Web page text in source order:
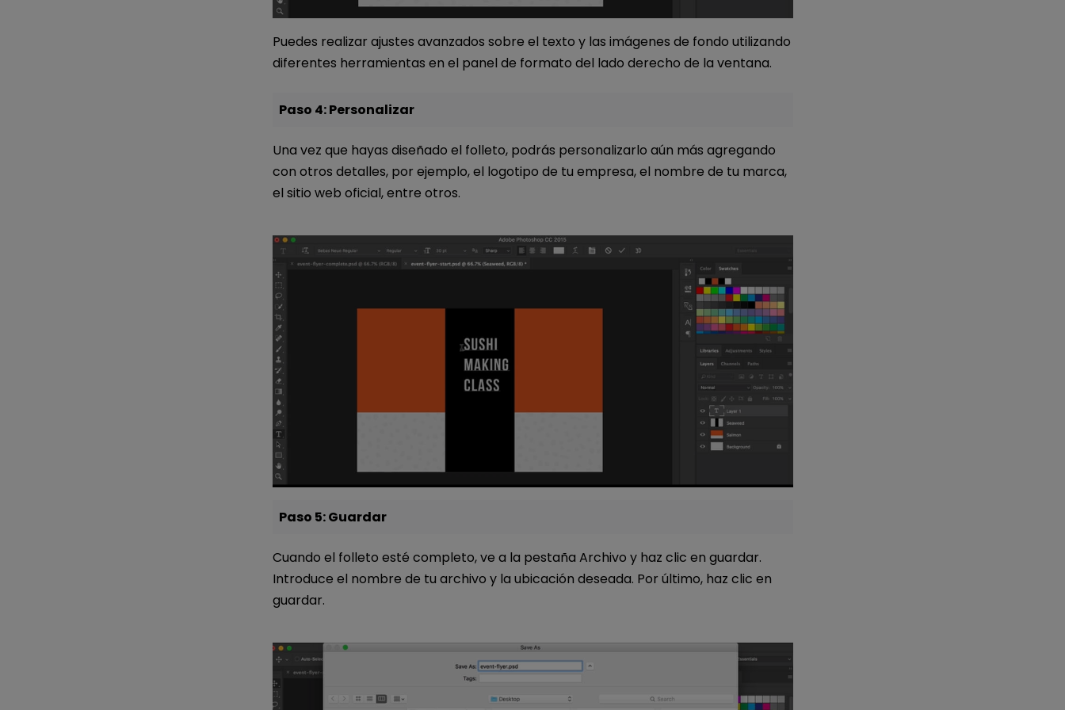
Puedes realizar ajustes avanzados sobre el texto y las imágenes de fondo utilizando
diferentes herramientas en el panel de formato del lado derecho de la ventana.
Paso 4: Personalizar
Una vez que hayas diseñado el folleto, podrás personalizarlo aún más agregando
con otros detalles, por ejemplo, el logotipo de tu empresa, el nombre de tu marca,
el sitio web oficial, entre otros.
Paso 5: Guardar
Cuando el folleto esté completo, ve a la pestaña Archivo y haz clic en guardar.
Introduce el nombre de tu archivo y la ubicación deseada. Por último, haz clic en
guardar.